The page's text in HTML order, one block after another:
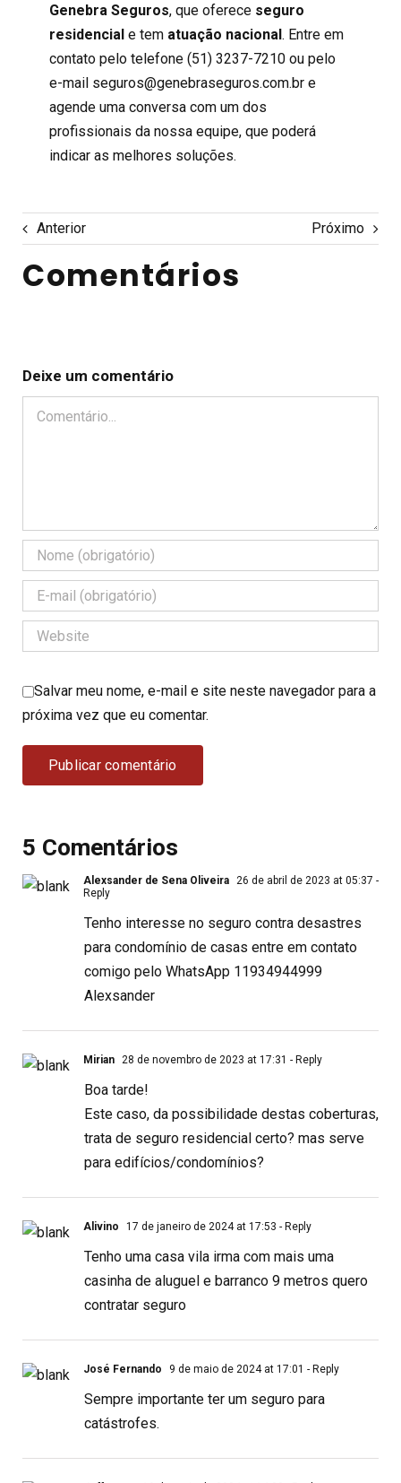
Genebra Seguros, que oferece seguro
residenciale tem atuação nacional. Entre em
contato pelo telefone (51) 3237-7210 ou pelo
e-mail seguros@genebraseguros.com.br e
agende uma conversa com um dos
profissionais da nossa equipe, que poderá
indicar as melhores soluções.
Anterior Próximo
Comentários
5 Comentários
Alexsander de Sena Oliveira 26 de abril de 2023 at 05:37 -
Reply
Tenho interesse no seguro contra desastres
para condomínio de casas entre em contato
comigo pelo WhatsApp 11934944999
Alexsander
Mirian 28 de novembro de 2023 at 17:31 - Reply
Boa tarde!
Este caso, da possibilidade destas coberturas,
trata de seguro residencial certo? mas serve
para edifícios/condomínios?
Alivino 17 de janeiro de 2024 at 17:53 - Reply
Tenho uma casa vila irma com mais uma
casinha de aluguel e barranco 9 metros quero
contratar seguro
José Fernando 9 de maio de 2024 at 17:01 - Reply
Sempre importante ter um seguro para
catástrofes.
Deixe um comentário
Comentário
Salvar meu nome, e-mail e site neste navegador para a
próxima vez que eu comentar.